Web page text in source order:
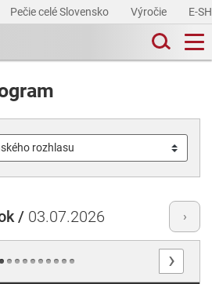
Pečie celé Slovensko Výročie E-
/ 03.07.2026 ›
›